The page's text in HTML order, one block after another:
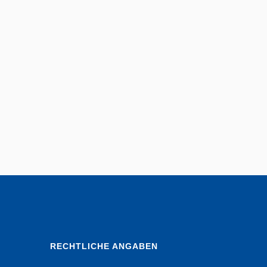
RECHTLICHE ANGABEN